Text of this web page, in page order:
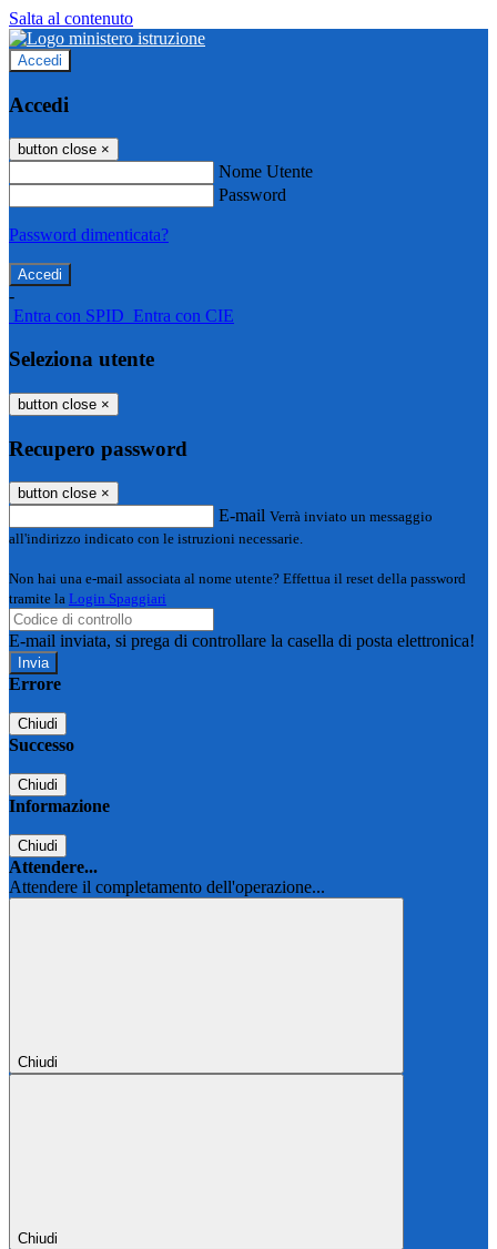
Salta al contenuto
Accedi
Accedi
button close ×
Nome Utente
Password
Password dimenticata?
-
Entra con SPID Entra con CIE
Seleziona utente
button close ×
Recupero password
button close ×
E-mail Verrà inviato un messaggio
all'indirizzo indicato con le istruzioni necessarie.
Non hai una e-mail associata al nome utente? Effettua il reset della password
tramite la Login Spaggiari
E-mail inviata, si prega di controllare la casella di posta elettronica!
Errore
Chiudi
Successo
Chiudi
Informazione
Chiudi
Attendere...
Attendere il completamento dell'operazione...
Chiudi
Chiudi